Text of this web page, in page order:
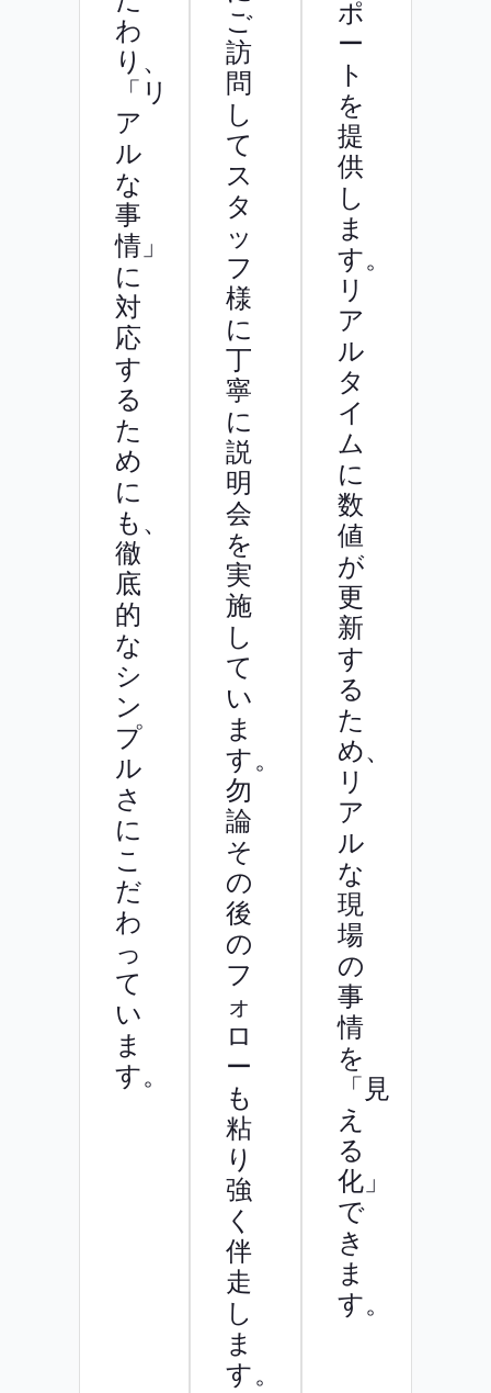
わ
り、
「リ
ア
ル
な
事
情」
に
対
応
す
る
た
め
に
も、
徹
底
的
な
シ
ン
プ
ル
さ
に
こ
だ
わ
っ
て
い
ま
す。
ご
訪
問
し
て
ス
タ
ッ
フ
様
に
丁
寧
に
説
明
会
を
実
施
し
て
い
ま
す。
勿
論
そ
の
後
の
フ
ォ
ロ
ー
も
粘
り
強
く
伴
走
し
ま
す。
ポ
ー
ト
を
提
供
し
ま
す。
リ
ア
ル
タ
イ
ム
に
数
値
が
更
新
す
る
た
め、
リ
ア
ル
な
現
場
の
事
情
を
「見
え
る
化」
で
き
ま
す。